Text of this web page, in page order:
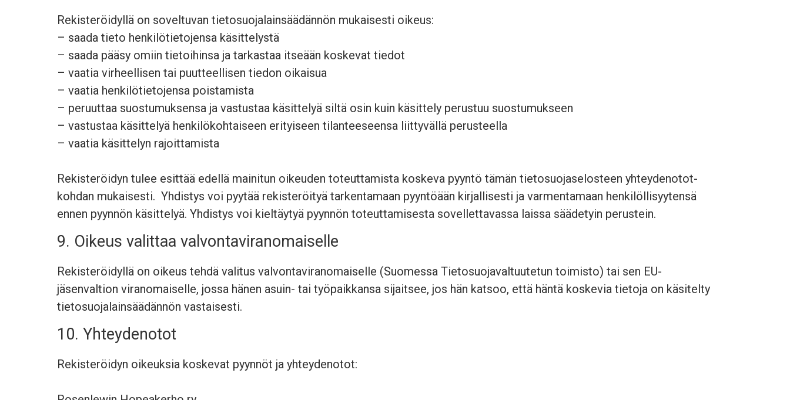
Rekisteröidyllä on soveltuvan tietosuojalainsäädännön mukaisesti oikeus:
– saada tieto henkilötietojensa käsittelystä
– saada pääsy omiin tietoihinsa ja tarkastaa itseään koskevat tiedot
– vaatia virheellisen tai puutteellisen tiedon oikaisua
– vaatia henkilötietojensa poistamista
– peruuttaa suostumuksensa ja vastustaa käsittelyä siltä osin kuin käsittely perustuu suostumukseen
– vastustaa käsittelyä henkilökohtaiseen erityiseen tilanteeseensa liittyvällä perusteella
– vaatia käsittelyn rajoittamista
Rekisteröidyn tulee esittää edellä mainitun oikeuden toteuttamista koskeva pyyntö tämän tietosuojaselosteen yhteydenotot-
kohdan mukaisesti. Yhdistys voi pyytää rekisteröityä tarkentamaan pyyntöään kirjallisesti ja varmentamaan henkilöllisyytensä
ennen pyynnön käsittelyä. Yhdistys voi kieltäytyä pyynnön toteuttamisesta sovellettavassa laissa säädetyin perustein.
9. Oikeus valittaa valvontaviranomaiselle
Rekisteröidyllä on oikeus tehdä valitus valvontaviranomaiselle (Suomessa Tietosuojavaltuutetun toimisto) tai sen EU-
jäsenvaltion viranomaiselle, jossa hänen asuin- tai työpaikkansa sijaitsee, jos hän katsoo, että häntä koskevia tietoja on käsitelty
tietosuojalainsäädännön vastaisesti.
10. Yhteydenotot
Rekisteröidyn oikeuksia koskevat pyynnöt ja yhteydenotot: